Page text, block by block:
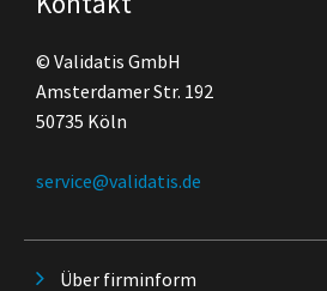
© Validatis GmbH
Amsterdamer Str. 192
50735 Köln
service@validatis.de
Über firminform